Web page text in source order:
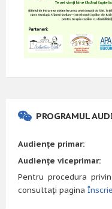
PROGRAMUL
Audiențe primar:
Audiențe viceprimar:
Pentru procedura
consultați pagina